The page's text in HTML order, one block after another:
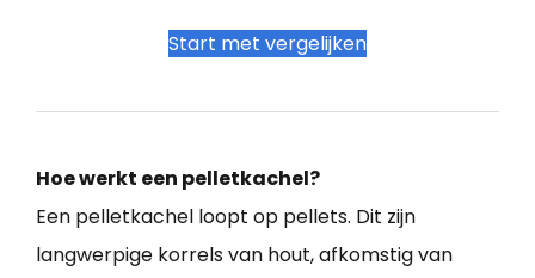
Start met vergelijken
Hoe werkt een pelletkachel?
Een pelletkachel loopt op pellets. Dit zijn
langwerpige korrels van hout, afkomstig van